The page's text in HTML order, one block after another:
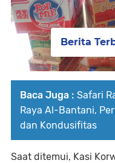
Baca Juga : Safari
Raya Al-Bantani,
dan Kondusifitas
Saat ditemui, Kasi
Berita